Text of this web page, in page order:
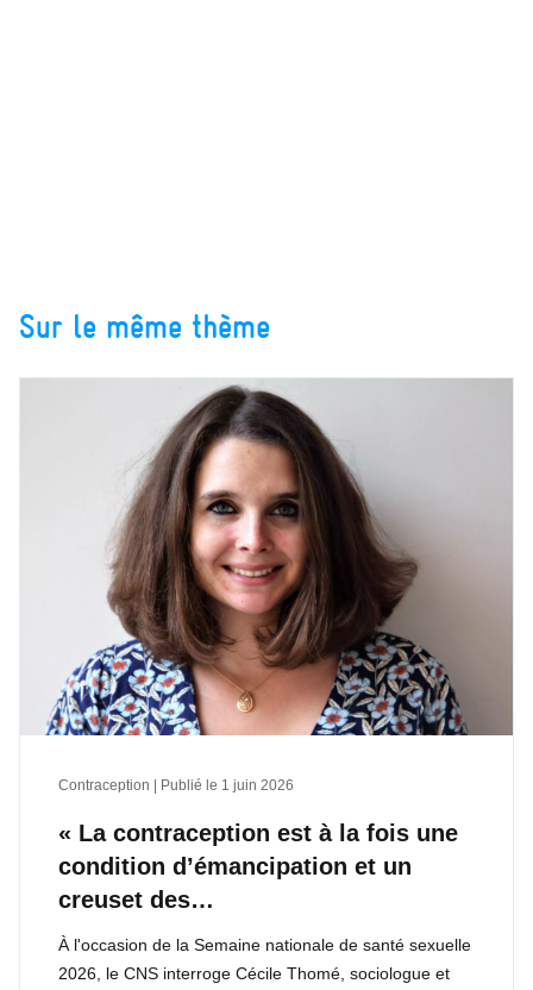
Sur le même thème
« La contraception est à la fois une
condition d’émancipation et un
creuset des…
À l'occasion de la Semaine nationale de santé sexuelle
2026, le CNS interroge Cécile Thomé, sociologue et
Contraception | Publié le 1 juin 2026